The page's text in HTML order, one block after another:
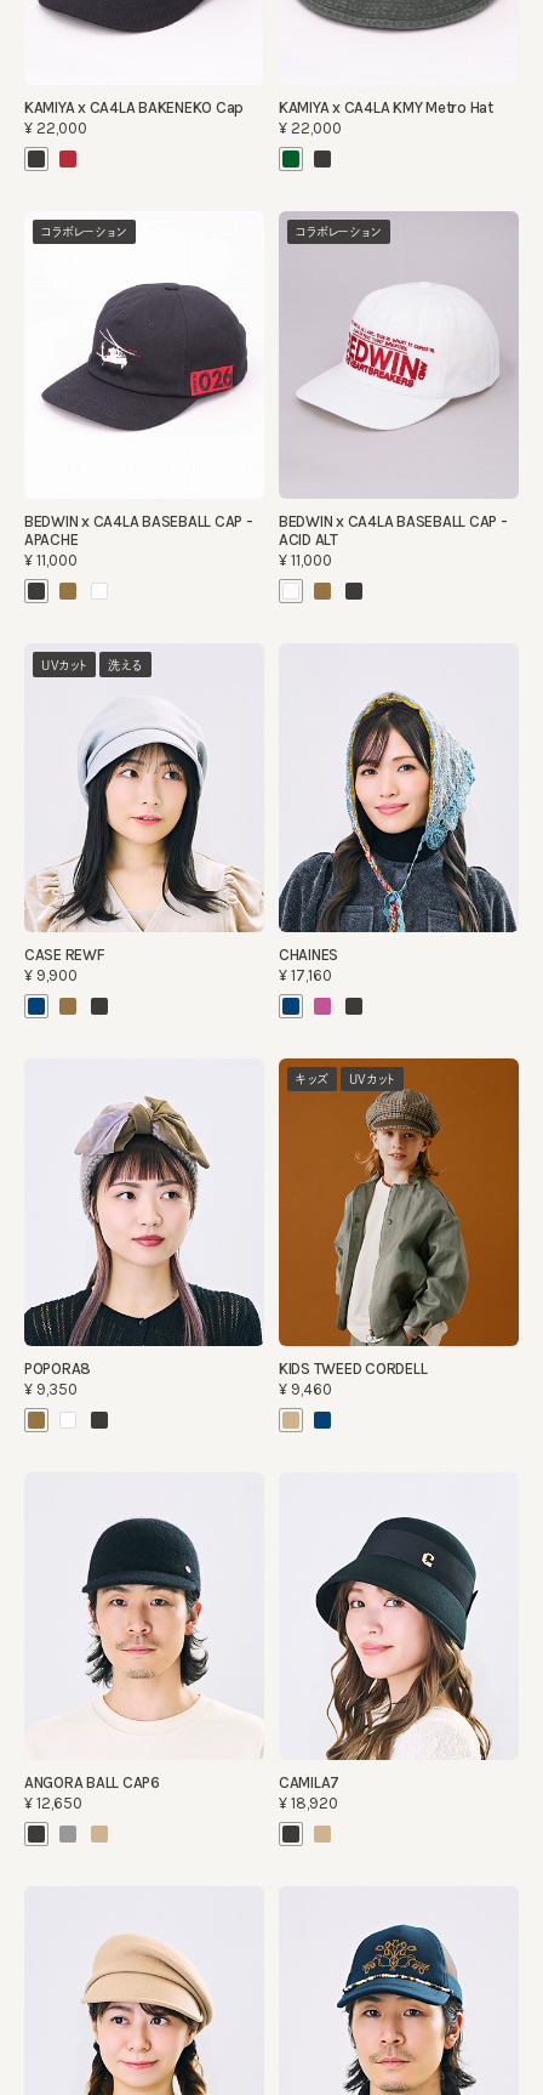
KAMIYA x CA4LA BAKENEKO Cap
¥22,000
KAMIYA x CA4LA KMY Metro Hat
¥22,000
コラボレーション
BEDWIN x CA4LA BASEBALL CAP -
APACHE
¥11,000
コラボレーション
BEDWIN x CA4LA BASEBALL CAP -
ACID ALT
¥11,000
UVカット 洗える
CASE REWF
¥9,900
CHAINES
¥17,160
POPORA8
¥9,350
キッズ UVカット
KIDS TWEED CORDELL
¥9,460
ANGORA BALL CAP6
¥12,650
CAMILA7
¥18,920